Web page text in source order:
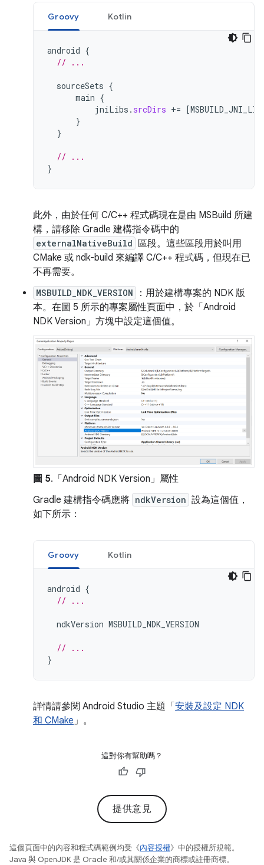
Groovy Kotlin
android {
// ...
sourceSets {
main {
jniLibs . srcDirs += [
}
}
// ...
}
此外，由於任何 C/C++ 程式碼現在是由 MSBuild 所建
構，請移除 Gradle 建構指令碼中的
externalNativeBuild 區段。這些區段用於叫用
CMake 或 ndk-build 來編譯 C/C++ 程式碼，但現在已
不再需要。
MSBUILD_NDK_VERSION
：用於建構專案的 NDK 版
本。在圖 5 所示的專案屬性頁面中，於「Android
NDK Version」 方塊中設定這個值。
圖 5.「Android NDK Version」 屬性
Gradle 建構指令碼應將 ndkVersion 設為這個值，
如下所示：
Groovy Kotlin
android {
// ...
ndkVersion MSBUILD_NDK_VERSION
// ...
}
詳情請參閱 Android Studio 主題「安裝及設定 NDK
和 CMake 」。
這對你有幫助嗎？
提供意見
這個頁面中的內容和程式碼範例均受《內容授權》中的授權所規範。
Java 與 OpenJDK 是 Oracle 和/或其關係企業的商標或註冊商標。